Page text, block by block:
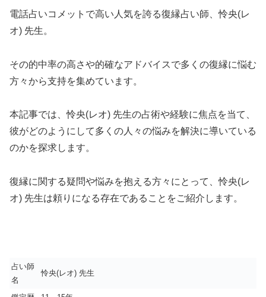
電話占いコメットで高い人気を誇る復縁占い師、怜央(レ
オ) 先生。
その的中率の高さや的確なアドバイスで多くの復縁に悩む
方々から支持を集めています。
本記事では、怜央(レオ) 先生の占術や経験に焦点を当て、
彼がどのようにして多くの人々の悩みを解決に導いている
のかを探求します。
復縁に関する疑問や悩みを抱える方々にとって、怜央(レ
オ) 先生は頼りになる存在であることをご紹介します。
占い師
名
怜央(レオ) 先生